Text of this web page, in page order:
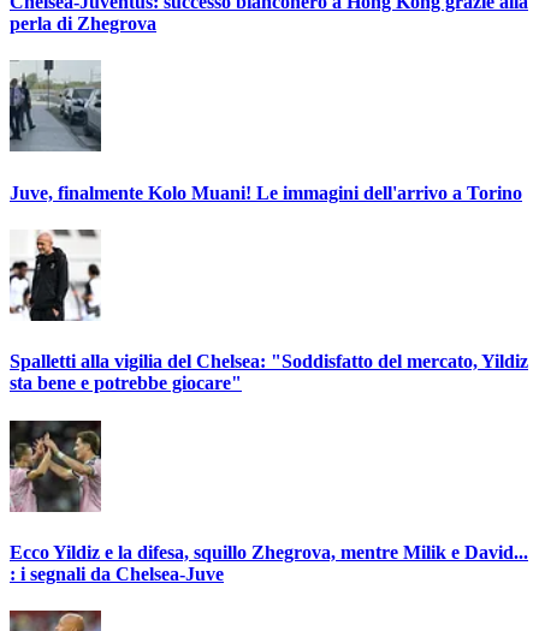
perla di Zhegrova
Juve, finalmente Kolo Muani! Le immagini dell'arrivo a Torino
Spalletti alla vigilia del Chelsea: "Soddisfatto del mercato, Yildiz
sta bene e potrebbe giocare"
Ecco Yildiz e la difesa, squillo Zhegrova, mentre Milik e David...
: i segnali da Chelsea-Juve